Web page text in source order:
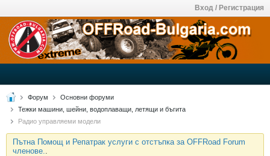
Вход / Регистрация
Форум
Основни форуми
Тежки машини, шейни, водоплаващи, летящи и бъгита
Радио управляеми модели
Пътна Помощ и Репатрак услуги с отстъпка за OFFRoad Forum
членове..